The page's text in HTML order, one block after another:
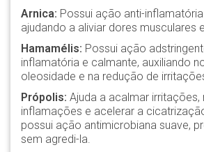
Arnica: Possui ação anti-
ajudando a aliviar dores musculares
Hamamélis: Possui ação
inflamatória e calmante, auxiliando
oleosidade e na redução de
Própolis: Ajuda a acalmar irritações,
inflamações e acelerar a
possui ação antimicrobiana suave,
sem agredi-la.